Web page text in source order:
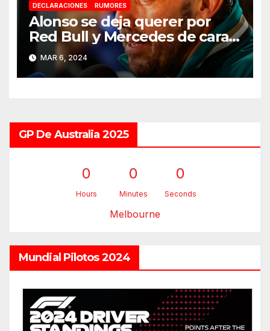
DECLARACIONES RUMORES
Alonso se deja querer por
Red Bull y Mercedes de cara a
2025
MAR 6, 2024
GP De Australia 2025
0
Hours
0
Minutes
0
Seconds
Melbourne
Mundial Pilotos 2024